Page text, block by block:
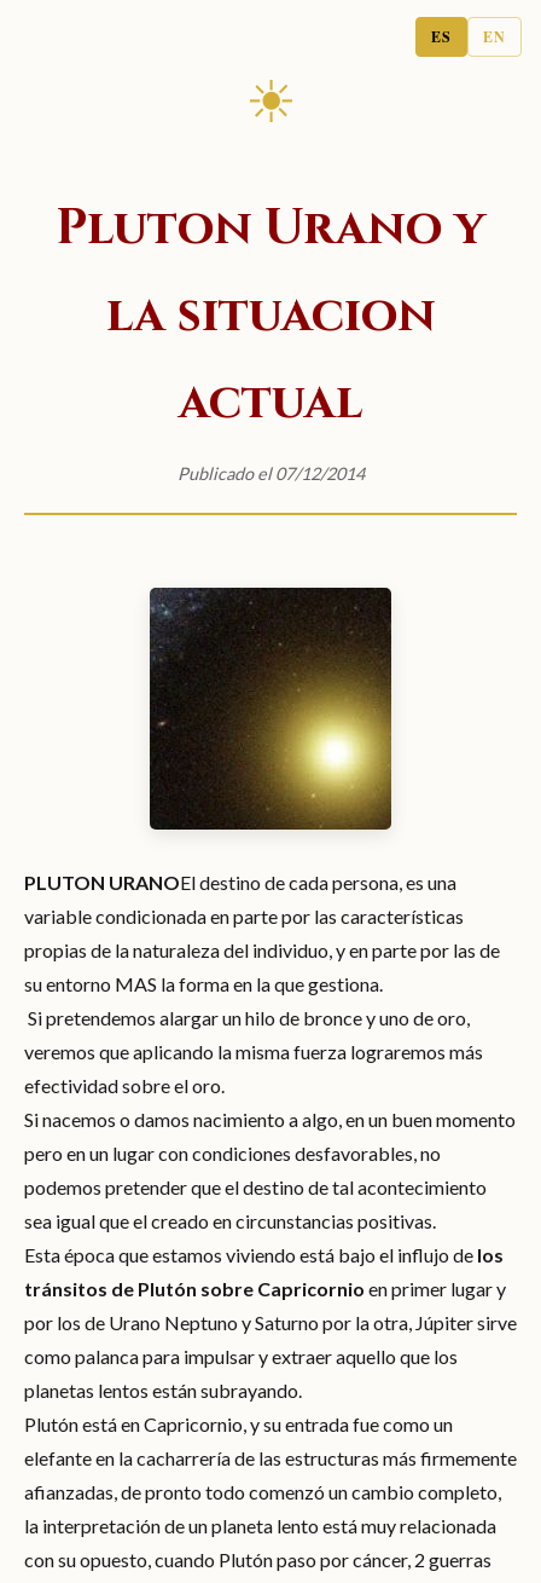
ES EN
☀
Pluton Urano y
la situacion
actual
Publicado el 07/12/2014
PLUTON URANOEl destino de cada persona, es una
variable condicionada en parte por las características
propias de la naturaleza del individuo, y en parte por las de
su entorno MAS la forma en la que gestiona.
Si pretendemos alargar un hilo de bronce y uno de oro,
veremos que aplicando la misma fuerza lograremos más
efectividad sobre el oro.
Si nacemos o damos nacimiento a algo, en un buen momento
pero en un lugar con condiciones desfavorables, no
podemos pretender que el destino de tal acontecimiento
sea igual que el creado en circunstancias positivas.
Esta época que estamos viviendo está bajo el influjo de los
tránsitos de Plutón sobre Capricornio en primer lugar y
por los de Urano Neptuno y Saturno por la otra, Júpiter sirve
como palanca para impulsar y extraer aquello que los
planetas lentos están subrayando.
Plutón está en Capricornio, y su entrada fue como un
elefante en la cacharrería de las estructuras más firmemente
afianzadas, de pronto todo comenzó un cambio completo,
la interpretación de un planeta lento está muy relacionada
con su opuesto, cuando Plutón paso por cáncer, 2 guerras